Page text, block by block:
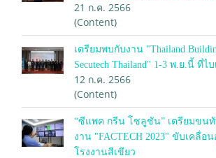
21 ก.ค. 2566
(Content)
เตรียมพบกับงาน "Thailand
Secutech Thailand" 1-3 พ.ย.นี้ ที่ไ
12 ก.ค. 2566
(Content)
“ซีแพค กรีน โซลูชัน” เตรียมขน
งาน "FACTECH 2023" ขับเคลื่อ
โรงงานสีเขียว